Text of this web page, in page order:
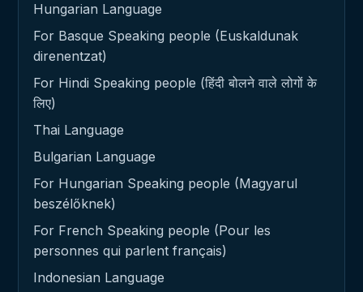
Hungarian Language
For Basque Speaking people (Euskaldunak
direnentzat)
For Hindi Speaking people (हिंदी बोलने वाले लोगों के
लिए)
Thai Language
Bulgarian Language
For Hungarian Speaking people (Magyarul
beszélőknek)
For French Speaking people (Pour les
personnes qui parlent français)
Indonesian Language